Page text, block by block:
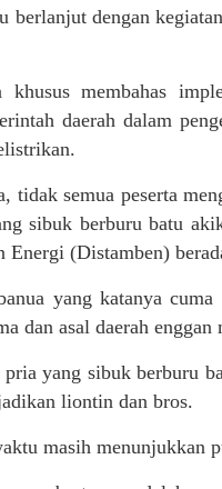
berlanjut dengan
khusus membahas
daerah dalam
tidak semua peserta
sibuk berburu batu
Energi (Distamben)
yang katanya
dan asal daerah enggan
yang sibuk berburu
liontin dan bros.
masih menunjukkan